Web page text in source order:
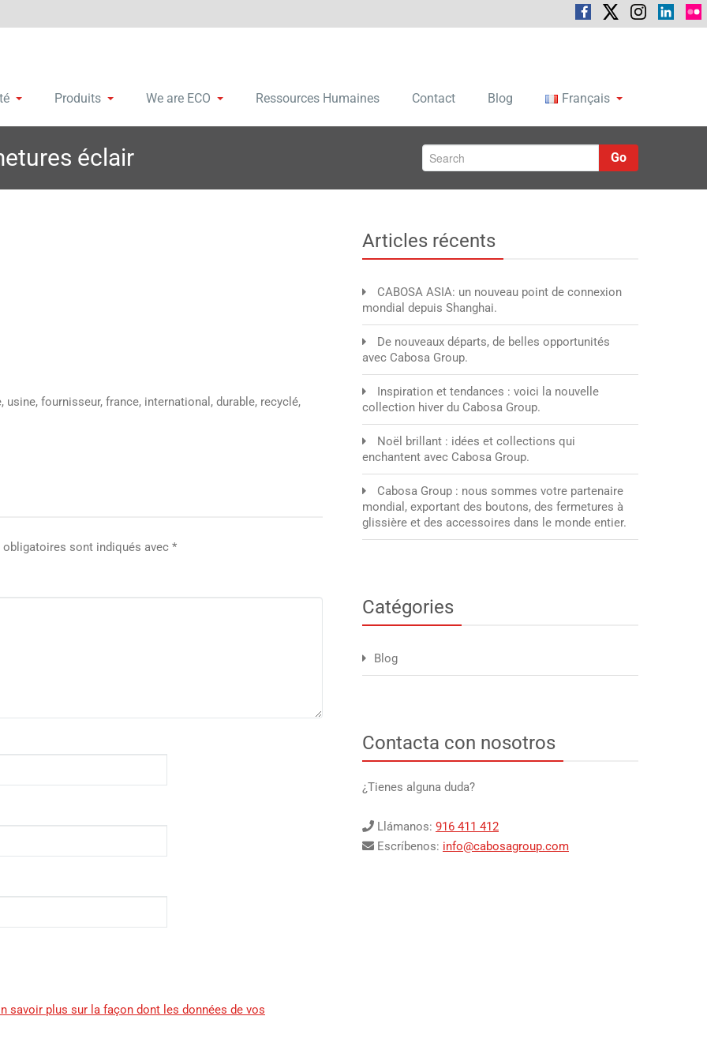
Produits We are ECO Ressources Humaines Contact Blog Français
éclair Go
fournisseur, france, international, durable, recyclé,
obligatoires sont indiqués avec *
savoir plus sur la façon dont les données de vos
Articles récents
CABOSA ASIA: un nouveau point de connexion
mondial depuis Shanghai.
De nouveaux départs, de belles opportunités
avec Cabosa Group.
Inspiration et tendances : voici la nouvelle
collection hiver du Cabosa Group.
Noël brillant : idées et collections qui
enchantent avec Cabosa Group.
Cabosa Group : nous sommes votre partenaire
mondial, exportant des boutons, des fermetures à
glissière et des accessoires dans le monde entier.
Catégories
Blog
Contacta con nosotros
¿Tienes alguna duda?
Llámanos: 916 411 412
Escríbenos: info@cabosagroup.com